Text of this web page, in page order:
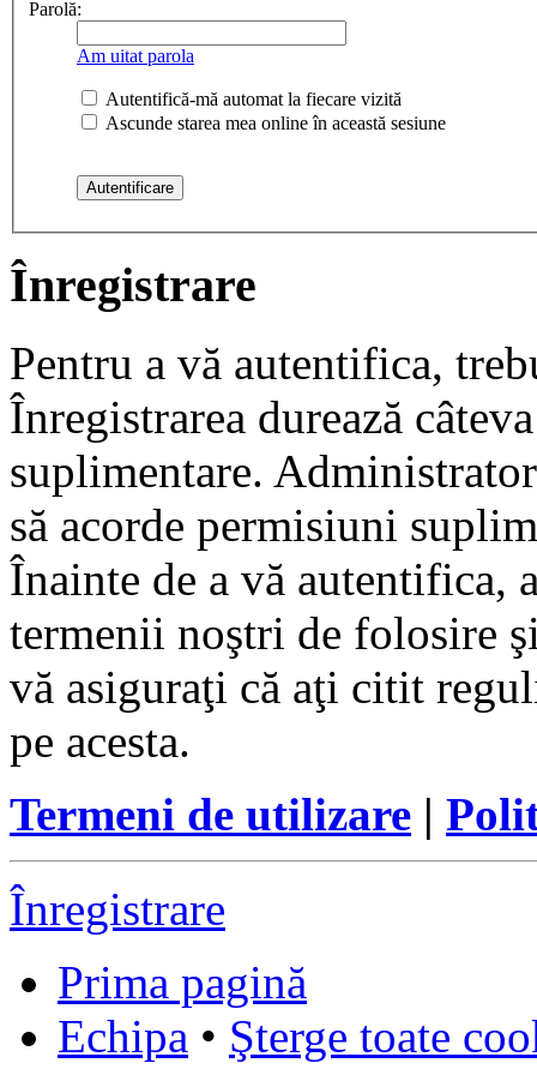
Parolă:
Am uitat parola
Autentifică-mă automat la fiecare vizită
Ascunde starea mea online în această sesiune
Înregistrare
Pentru a vă autentifica,
Înregistrarea durează
suplimentare.
să acorde permisiuni
Înainte de a vă autentifica,
termenii noştri de folosire
vă asiguraţi că aţi citit
pe acesta.
Termeni de utilizare |
Înregistrare
Prima pagină
Echipa • Şterge toate